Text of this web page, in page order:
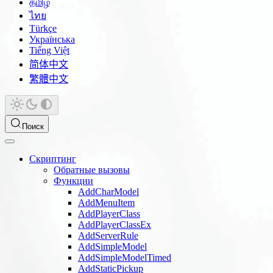
தமிழ்
ไทย
Türkçe
Українська
Tiếng Việt
简体中文
繁體中文
Поиск
Скриптинг
Обратные вызовы
Функции
AddCharModel
AddMenuItem
AddPlayerClass
AddPlayerClassEx
AddServerRule
AddSimpleModel
AddSimpleModelTimed
AddStaticPickup